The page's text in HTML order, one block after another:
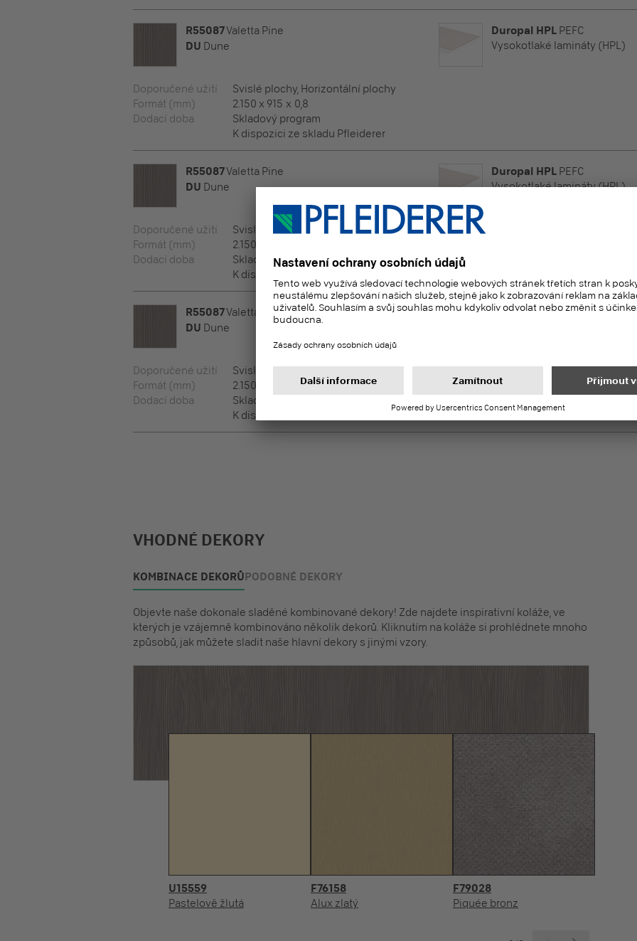
R55087Valetta Pine
DU Dune
Duropal HPL PEFC
Vysokotlaké lamináty (HPL)
Doporučené užití
Svislé plochy, Horizontální plochy
Formát (mm)
2.150 x 915 x 0,8
Dodací doba
Skladový program
K dispozici ze skladu Pfleiderer
R55087Valetta Pine
DU Dune
Duropal HPL PEFC
Vysokotlaké lamináty (HPL)
Doporučené užití
Svislé plochy, Horizontální plochy
Formát (mm)
2.150 x 950 x 0,8
Dodací doba
Skladový program
K dispozici ze skladu Pfleiderer
R55087Valetta Pine
DU Dune
Duropal HPLPEFC
Doporučené užití
Svislé plochy, Horizontální plochy
Formát (mm)
2.150 x 1.050 x 0,8
Dodací doba
Skladový program
K dispozici ze skladu Pfleiderer
VHODNÉ DEKORY
KOMBINACE DEKORŮPODOBNÉ DEKORY
Objevte naše dokonale sladěné kombinované dekory! Zde najdete inspirativní koláže, ve
kterých je vzájemně kombinováno několik dekorů. Kliknutím na koláže si prohlédnete mnoho
způsobů, jak můžete sladit naše hlavní dekory s jinými vzory.
U15559
Pastelově žlutá
F76158
Alux zlatý
F79028
Piquée bronz